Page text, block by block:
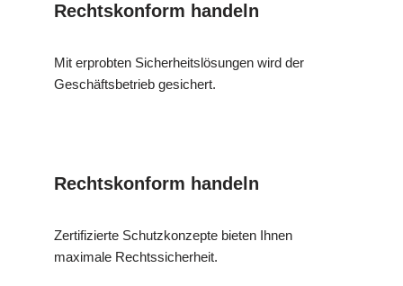
Rechtskonform handeln
Mit erprobten Sicherheitslösungen wird der
Geschäftsbetrieb gesichert.
Rechtskonform handeln
Zertifizierte Schutzkonzepte bieten Ihnen
maximale Rechtssicherheit.